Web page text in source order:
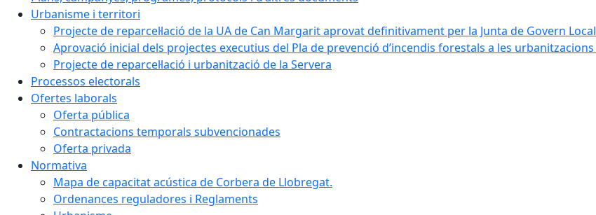
Urbanisme i territori
Projecte de reparcel·lació de la UA de Can Margarit aprovat definitivament per la Junta de Govern
Aprovació inicial dels projectes executius del Pla de prevenció d’incendis forestals a les
Projecte de reparcel·lació i urbanització de la Servera
Processos electorals
Ofertes laborals
Oferta pública
Contractacions temporals subvencionades
Oferta privada
Normativa
Mapa de capacitat acústica de Corbera de Llobregat.
Ordenances reguladores i Reglaments